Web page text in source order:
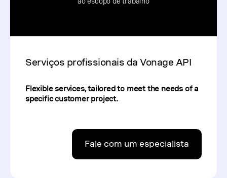
Serviços profissionais da Vonage API
Flexible services, tailored to meet the needs of a
specific customer project.
Fale com um especialista